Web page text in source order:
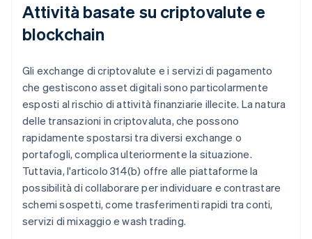
Attività basate su criptovalute e
blockchain
Gli exchange di criptovalute e i servizi di pagamento
che gestiscono asset digitali sono particolarmente
esposti al rischio di attività finanziarie illecite. La natura
delle transazioni in criptovaluta, che possono
rapidamente spostarsi tra diversi exchange o
portafogli, complica ulteriormente la situazione.
Tuttavia, l'articolo 314(b) offre alle piattaforme la
possibilità di collaborare per individuare e contrastare
schemi sospetti, come trasferimenti rapidi tra conti,
servizi di mixaggio e wash trading.